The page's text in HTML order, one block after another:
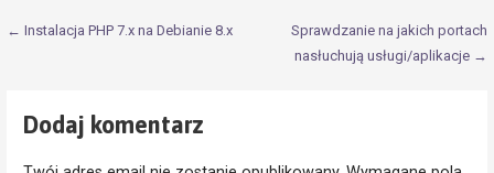
Nawigacja
← Instalacja PHP 7.x na Debianie 8.x
Sprawdzanie na jakich portach
nasłuchują usługi/aplikacje →
Dodaj komentarz